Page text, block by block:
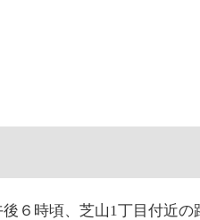
後６時頃、芝山1丁目付近